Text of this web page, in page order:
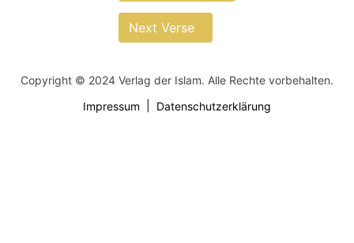
Next Verse
Copyright © 2024 Verlag der Islam. Alle Rechte vorbehalten.
Impressum
Datenschutzerklärung